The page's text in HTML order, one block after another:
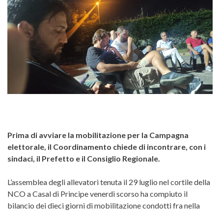
Prima di avviare la mobilitazione per la Campagna
elettorale, il Coordinamento chiede di incontrare, con i
sindaci, il Prefetto e il Consiglio Regionale.
L’assemblea degli allevatori tenuta il 29 luglio nel cortile della
NCO a Casal di Principe venerdi scorso ha compiuto il
bilancio dei dieci giorni di mobilitazione condotti fra nella